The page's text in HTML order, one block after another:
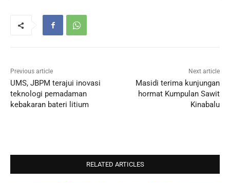
Previous article
UMS, JBPM terajui inovasi
teknologi pemadaman
kebakaran bateri litium
Next article
Masidi terima kunjungan
hormat Kumpulan Sawit
Kinabalu
RELATED ARTICLES